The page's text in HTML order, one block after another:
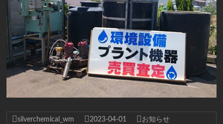
silverchemical_wm 2023-04-01 お知らせ